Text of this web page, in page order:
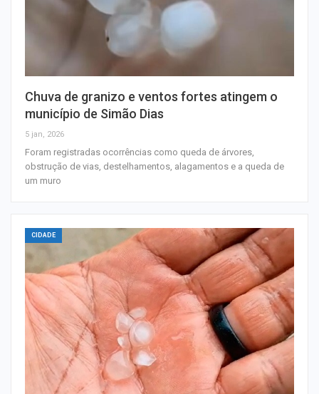
Chuva de granizo e ventos fortes atingem o
município de Simão Dias
5 jan, 2026
Foram registradas ocorrências como queda de árvores,
obstrução de vias, destelhamentos, alagamentos e a queda de
um muro
CIDADE